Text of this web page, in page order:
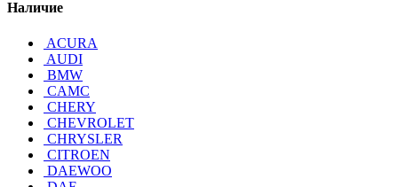
Наличие
ACURA
AUDI
BMW
CAMC
CHERY
CHEVROLET
CHRYSLER
CITROEN
DAEWOO